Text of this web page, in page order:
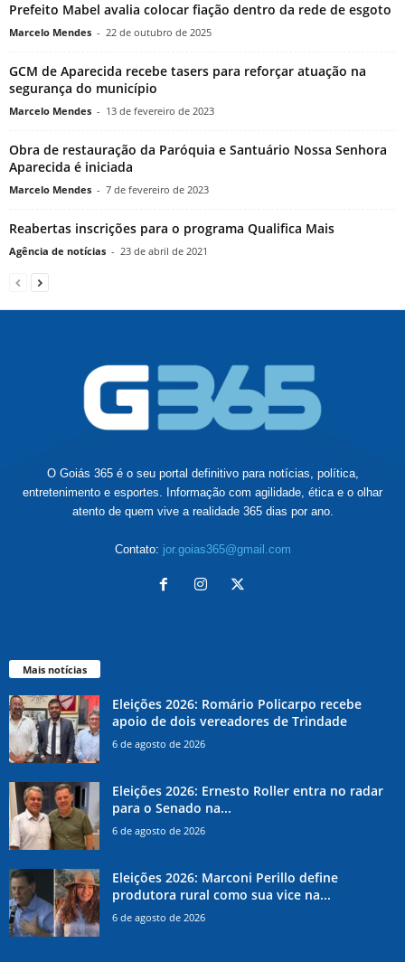
Prefeito Mabel avalia colocar fiação dentro da rede de esgoto
Marcelo Mendes - 22 de outubro de 2025
GCM de Aparecida recebe tasers para reforçar atuação na
segurança do município
Marcelo Mendes - 13 de fevereiro de 2023
Obra de restauração da Paróquia e Santuário Nossa Senhora
Aparecida é iniciada
Marcelo Mendes - 7 de fevereiro de 2023
Reabertas inscrições para o programa Qualifica Mais
Agência de notícias - 23 de abril de 2021
O Goiás 365 é o seu portal definitivo para notícias, política,
entretenimento e esportes. Informação com agilidade, ética e o olhar
atento de quem vive a realidade 365 dias por ano.
Contato: jor.goias365@gmail.com
Mais notícias
Eleições 2026: Romário Policarpo recebe
apoio de dois vereadores de Trindade
6 de agosto de 2026
Eleições 2026: Ernesto Roller entra no radar
para o Senado na...
6 de agosto de 2026
Eleições 2026: Marconi Perillo define
produtora rural como sua vice na...
6 de agosto de 2026